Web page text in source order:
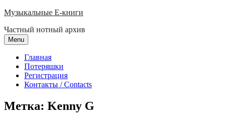
Skip
content
Музыкальные E-книги
Частный нотный архив
Menu
Главная
Потеряшки
Регистрация
Контакты / Contacts
Метка: Kenny G